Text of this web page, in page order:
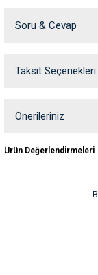
Balıklarınızın
Günde birkaç kez küçük
için mükemmel bir yem
Soru & Cevap
Ürün
Taksit Seçenekleri
Önerileriniz
yetersiz gördüğünüz
Ürün
Ürün Değerlendirmeleri